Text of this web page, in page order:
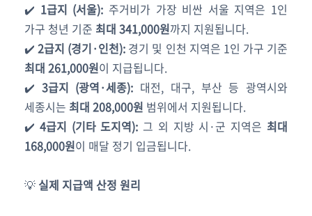
✔️ 1급지 (서울): 주거비가 가장 비싼 서울 지역은 1인
가구 청년 기준 최대 341,000원까지 지원됩니다.
✔️2급지 (경기·인천): 경기 및 인천 지역은 1인 가구 기준
최대 261,000원이 지급됩니다.
✔️ 3급지 (광역·세종): 대전, 대구, 부산 등 광역시와
세종시는 최대 208,000원 범위에서 지원됩니다.
✔️ 4급지 (기타 도지역): 그 외 지방 시·군 지역은 최대
168,000원이 매달 정기 입금됩니다.
💡 실제 지급액 산정 원리